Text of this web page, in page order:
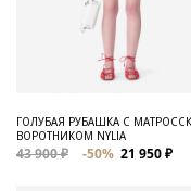
ГОЛУБАЯ РУБАШКА С
ВОРОТНИКОМ NYLIA
43 900 ₽ -50% 21 950 ₽